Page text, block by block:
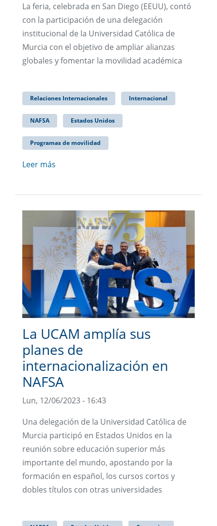
La feria, celebrada en San Diego (EEUU), contó
con la participación de una delegación
institucional de la Universidad Católica de
Murcia con el objetivo de ampliar alianzas
globales y fomentar la movilidad académica
Relaciones Internacionales Internacional
NAFSA Estados Unidos
Programas de movilidad
Leer más
La UCAM amplía sus
planes de
internacionalización en
NAFSA
Lun, 12/06/2023 - 16:43
Una delegación de la Universidad Católica de
Murcia participó en Estados Unidos en la
reunión sobre educación superior más
importante del mundo, apostando por la
formación en español, los cursos cortos y
dobles títulos con otras universidades